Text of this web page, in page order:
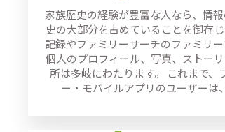
家族歴史の経験が豊富な人なら、情
史の大部分を占めていることを御存
記録やファミリーサーチのファミリ
個人のプロフィール、写真、ストー
所は多岐にわたります。 これまで、
ー・モバイルアプリのユーザーは